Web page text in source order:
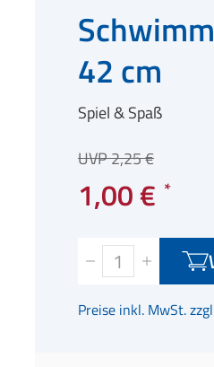
42 cm
Spiel & Spaß
UVP 2,25 €
1,00 €
Preise inkl. MwSt.